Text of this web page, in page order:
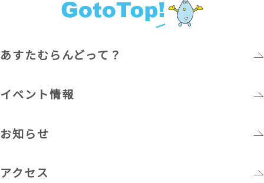
あすたむらんどって？
イベント情報
お知らせ
アクセス